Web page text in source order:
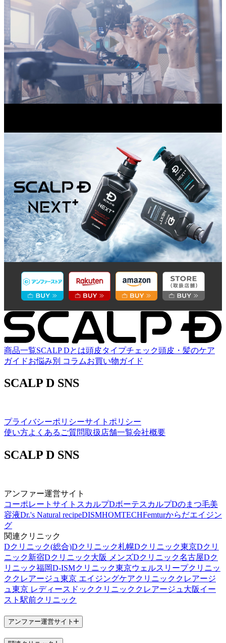
商品一覧SCALP Dとは頭皮タイプチェック頭皮・髪のケア
ガイドお悩み別 コラムお買い物ガイド
SCALP D SNS
プライバシーポリシーサイトポリシー
使い方よくあるご質問取扱店舗一覧会社概要
SCALP D SNS
アンファー運営サイト
コーポレートサイト スカルプDボーテスカルプDのまつ毛美
容液Dr.'s Natural recipeDISMHOMTECHFemturからだエイジン
グ
関連クリニック
Dクリニック(総合)Dクリニック札幌Dクリニック東京Dクリ
ニック新宿Dクリニック大阪 メンズDクリニック名古屋Dク
リニック福岡D-ISMクリニック東京ウェルスリープクリニッ
ク クレアージュ東京 エイジングケアクリニック クレアージ
ュ東京 レディースドッククリニック クレアージュ大阪イー
スト駅前クリニック
アンファー運営サイト